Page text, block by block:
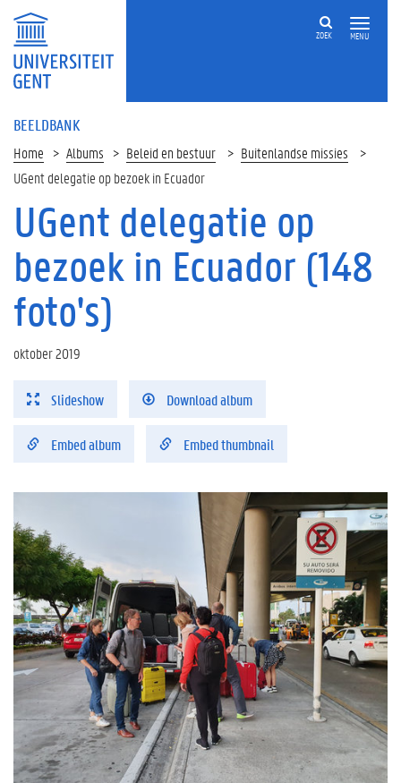
MENU
ZOEK
BEELDBANK
Home Albums Beleid en bestuur
Buitenlandse missies
UGent delegatie op bezoek in Ecuador
UGent delegatie op
bezoek in Ecuador (148
foto's)
oktober 2019
Slideshow Download album
Embed album Embed thumbnail